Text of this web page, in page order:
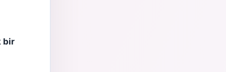
bir